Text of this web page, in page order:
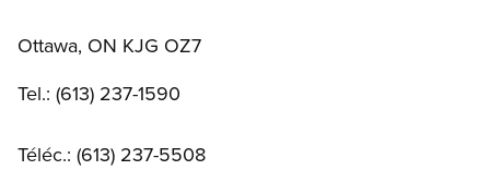
Ottawa, ON KJG OZ7
Tel.: (613) 237-1590
Téléc.: (613) 237-5508